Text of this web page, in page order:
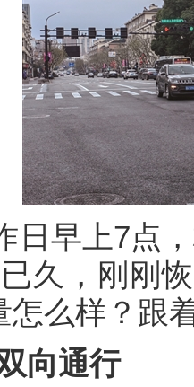
日早上7点
久，刚刚
怎么样？跟
向通行